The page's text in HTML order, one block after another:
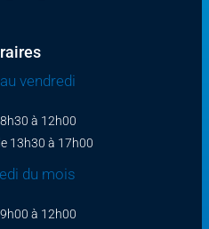
vendredi
à 12h00
13h30 à 17h00
du mois
à 12h00